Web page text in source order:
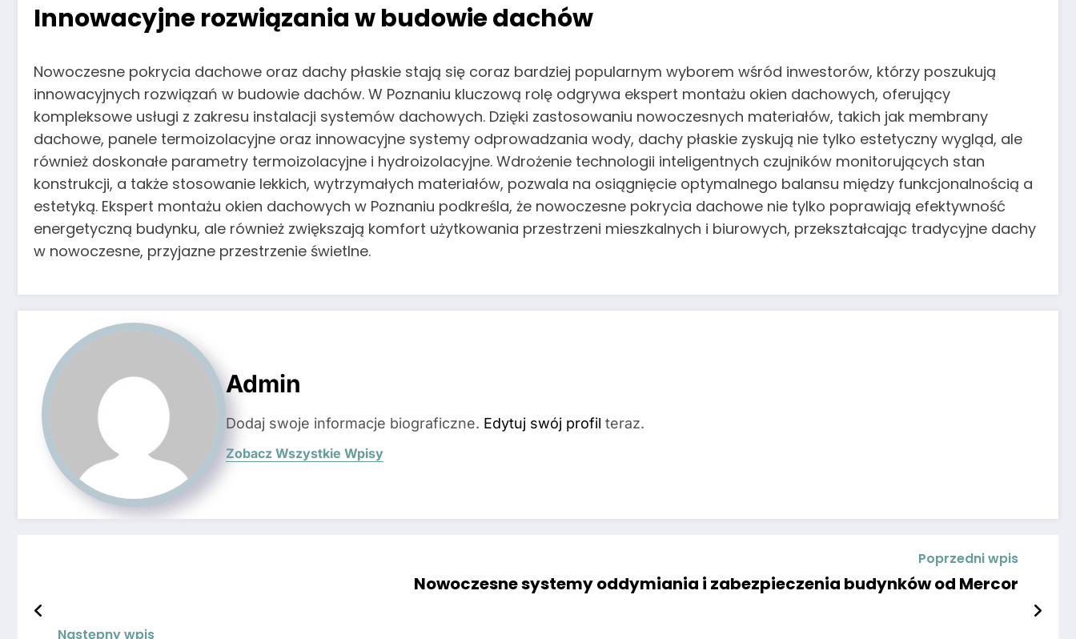
Innowacyjne rozwiązania w budowie dachów
Nowoczesne pokrycia dachowe oraz dachy płaskie stają się coraz bardziej popularnym wyborem wśród inwestorów, którzy poszukują
innowacyjnych rozwiązań w budowie dachów. W Poznaniu kluczową rolę odgrywa ekspert montażu okien dachowych, oferujący
kompleksowe usługi z zakresu instalacji systemów dachowych. Dzięki zastosowaniu nowoczesnych materiałów, takich jak membrany
dachowe, panele termoizolacyjne oraz innowacyjne systemy odprowadzania wody, dachy płaskie zyskują nie tylko estetyczny wygląd, ale
również doskonałe parametry termoizolacyjne i hydroizolacyjne. Wdrożenie technologii inteligentnych czujników monitorujących stan
konstrukcji, a także stosowanie lekkich, wytrzymałych materiałów, pozwala na osiągnięcie optymalnego balansu między funkcjonalnością a
estetyką. Ekspert montażu okien dachowych w Poznaniu podkreśla, że nowoczesne pokrycia dachowe nie tylko poprawiają efektywność
energetyczną budynku, ale również zwiększają komfort użytkowania przestrzeni mieszkalnych i biurowych, przekształcając tradycyjne dachy
w nowoczesne, przyjazne przestrzenie świetlne.
Admin
Dodaj swoje informacje biograficzne. Edytuj swój profil teraz.
Zobacz Wszystkie Wpisy
Poprzedni wpis
Nowoczesne systemy oddymiania i zabezpieczenia budynków od Mercor
Następny wpis